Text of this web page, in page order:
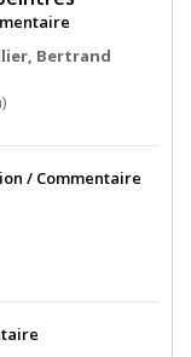
Bertrand
/ Commentaire